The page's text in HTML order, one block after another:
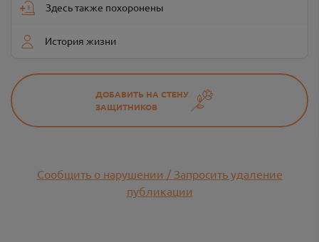
Здесь также похоронены
История жизни
ДОБАВИТЬ НА СТЕНУ
ЗАЩИТНИКОВ
Сообщить о нарушении / Запросить удаление
публикации